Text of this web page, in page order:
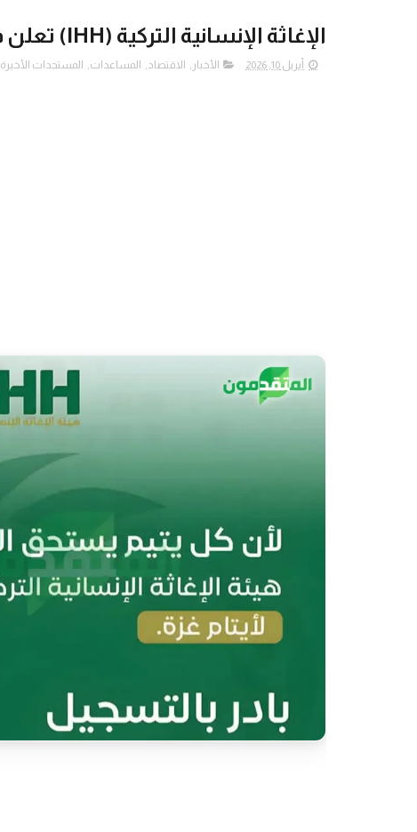
الإغاثة الإنسانية التركية (IHH) تعلن فتح باب تسجيل الأيتام في قطاع غزة
أبريل 10, 2026 الأخبار , الاقتصاد, المساعدات, المستجدات الأخيرة